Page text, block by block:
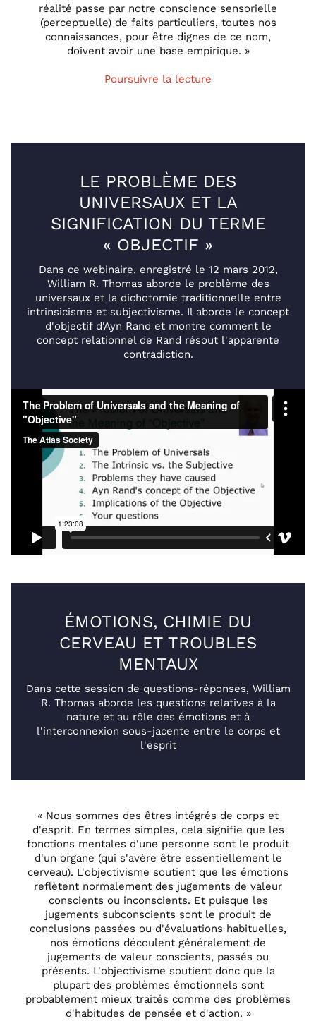
réalité passe par notre conscience sensorielle
(perceptuelle) de faits particuliers, toutes nos
connaissances, pour être dignes de ce nom,
doivent avoir une base empirique. »
Poursuivre la lecture
LE PROBLÈME DES
UNIVERSAUX ET LA
SIGNIFICATION DU TERME
« OBJECTIF »
Dans ce webinaire, enregistré le 12 mars 2012,
William R. Thomas aborde le problème des
universaux et la dichotomie traditionnelle entre
intrinsicisme et subjectivisme. Il aborde le concept
d'objectif d'Ayn Rand et montre comment le
concept relationnel de Rand résout l'apparente
contradiction.
« Nous sommes des êtres intégrés de corps et
d'esprit. En termes simples, cela signifie que les
fonctions mentales d'une personne sont le produit
d'un organe (qui s'avère être essentiellement le
cerveau). L'objectivisme soutient que les émotions
reflètent normalement des jugements de valeur
conscients ou inconscients. Et puisque les
jugements subconscients sont le produit de
conclusions passées ou d'évaluations habituelles,
nos émotions découlent généralement de
jugements de valeur conscients, passés ou
présents. L'objectivisme soutient donc que la
plupart des problèmes émotionnels sont
probablement mieux traités comme des problèmes
d'habitudes de pensée et d'action. »
ÉMOTIONS, CHIMIE DU
CERVEAU ET TROUBLES
MENTAUX
Dans cette session de questions-réponses, William
R. Thomas aborde les questions relatives à la
nature et au rôle des émotions et à
l'interconnexion sous-jacente entre le corps et
l'esprit